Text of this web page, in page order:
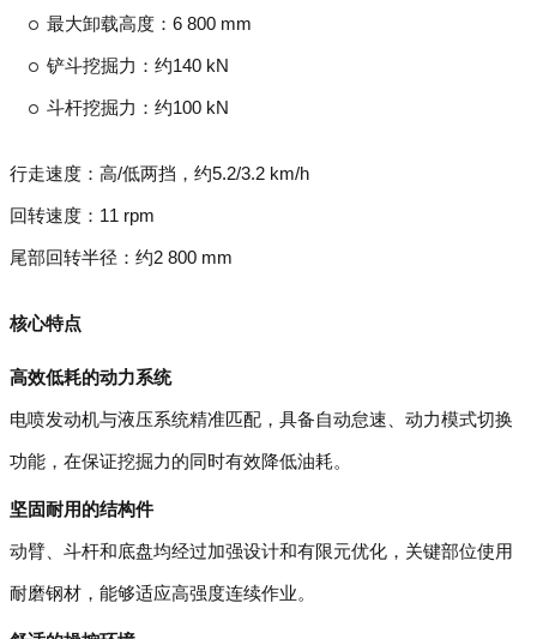
最大卸载高度：6 800 mm
铲斗挖掘力：约140 kN
斗杆挖掘力：约100 kN
行走速度：高/低两挡，约5.2/3.2 km/h
回转速度：11 rpm
尾部回转半径：约2 800 mm
核心特点
高效低耗的动力系统
电喷发动机与液压系统精准匹配，具备自动怠速、动力模式切换
功能，在保证挖掘力的同时有效降低油耗。
坚固耐用的结构件
动臂、斗杆和底盘均经过加强设计和有限元优化，关键部位使用
耐磨钢材，能够适应高强度连续作业。